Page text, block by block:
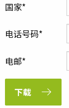
国家
电话号码
电邮
下载